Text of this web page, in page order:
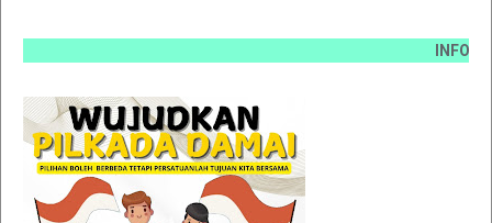
INFO